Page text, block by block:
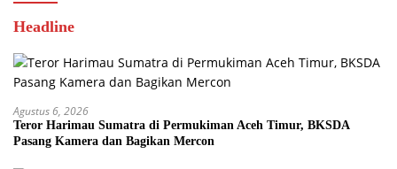
Headline
Agustus 6, 2026
Teror Harimau Sumatra di Permukiman Aceh Timur, BKSDA
Pasang Kamera dan Bagikan Mercon